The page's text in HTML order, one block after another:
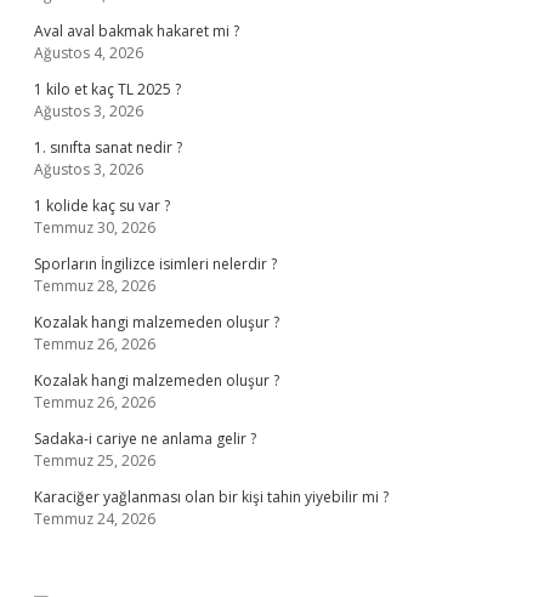
Aval aval bakmak hakaret mi ?
Ağustos 4, 2026
1 kilo et kaç TL 2025 ?
Ağustos 3, 2026
1. sınıfta sanat nedir ?
Ağustos 3, 2026
1 kolide kaç su var ?
Temmuz 30, 2026
Sporların İngilizce isimleri nelerdir ?
Temmuz 28, 2026
Kozalak hangi malzemeden oluşur ?
Temmuz 26, 2026
Kozalak hangi malzemeden oluşur ?
Temmuz 26, 2026
Sadaka-i cariye ne anlama gelir ?
Temmuz 25, 2026
Karaciğer yağlanması olan bir kişi tahin yiyebilir mi ?
Temmuz 24, 2026